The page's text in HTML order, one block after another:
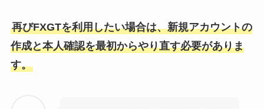
再びFXGTを利用したい場合は、新規アカウントの
作成と本人確認を最初からやり直す必要がありま
す。